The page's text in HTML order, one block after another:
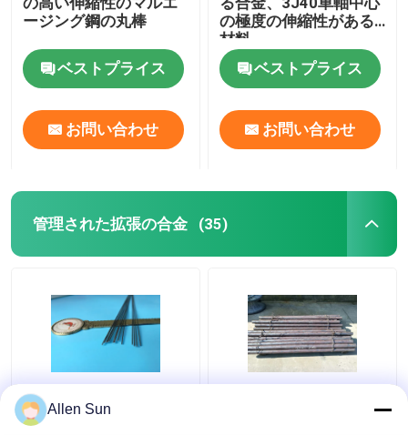
ージング鋼の丸棒
ベストプライス
お問い合わせ
の極度の伸縮性がある
材料
ベストプライス
お問い合わせ
管理された拡張の合金 (35)
Kovarの管の管理された
拡張はO.D. 0.2-8mmの
拡張のKovarの熱い造ら
Allen Sun